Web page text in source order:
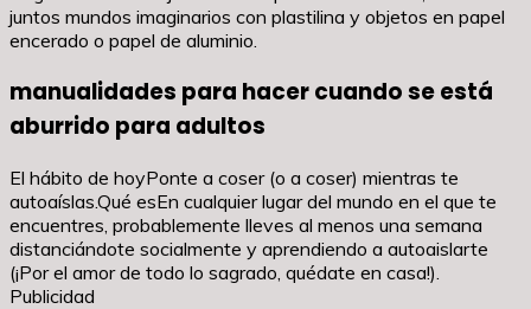
juntos mundos imaginarios con plastilina y objetos en papel
encerado o papel de aluminio.
manualidades para hacer cuando se está
aburrido para adultos
El hábito de hoyPonte a coser (o a coser) mientras te
autoaíslas.Qué esEn cualquier lugar del mundo en el que te
encuentres, probablemente lleves al menos una semana
distanciándote socialmente y aprendiendo a autoaislarte
(¡Por el amor de todo lo sagrado, quédate en casa!).
Publicidad